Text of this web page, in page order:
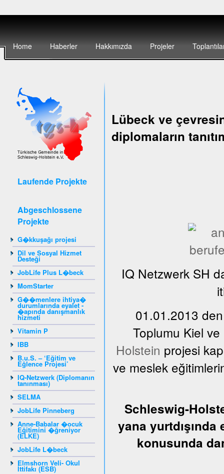
Home Haberler Hakkımızda Projeler
Laufende Projekte
Abgeschlossene
Projekte
G�kkuşağı projesi
Dil ve Sosyal Hizmet
Desteği
JobLife Plus L�beck
MomStarter
G��menlere ihtiya�
durumlarında eyalet -
�apında danışmanlık
hizmeti
Vitamin P
IBB
B.u.S. – ‘Eğitim ve
Eğlence Projesi’
IQ-Netzwerk (Diplomanın
tanınması)
SELMA
JobLife Pinneberg
Anne-Babalar �ocuk
Eğitimini �ğreniyor
(ELKE)
JobLife L�beck
Elmshorn Veli- Okul
İttifakı (ESB)
Lübeck ve
diplomaların
IQ Netzwerk SH
01.01.2013
Toplumu Kiel
Holstein projesi
ve meslek
Schleswig-
yana yurtdışında
konusunda